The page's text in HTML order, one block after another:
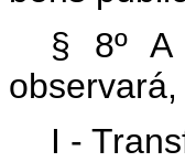
§ 8º A
I -